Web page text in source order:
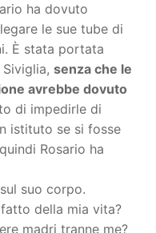
ha dovuto
le sue tube di
È stata portata
senza che le
avrebbe dovuto
di impedirle di
istituto se si fosse
Rosario ha
suo corpo.
della mia vita?
madri tranne me?